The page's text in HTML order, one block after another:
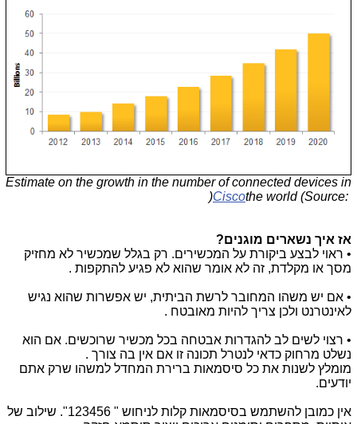
Estimate on the growth in the number of connected devices in
the world (Source:
Cisco
)
אז איך נשארים מוגנים?
• ראוי לבצע ביקורת על המכשירים. רק בגלל שמכשיר לא מחזיק
מסך או מקלדת, זה לא אומר שהוא לא פגיע להתקפות .
• אם יש משהו המחובר לרשת הביתית, יש אפשרות שהוא נגיש
לאינטרנט ולכן צריך להיות מאובטח .
• רצוי לשים לב להגדרות אבטחה בכל מכשיר שרוכשים. אם הוא
נשלט מרחוק כדאי לנטרל תכונה זו אם אין בה צורך .
מומלץ לשנות את כל סיסמאות ברירת המחדל למשהו שרק אתם
יודעים.
אין כמובן להשתמש בסיסמאות קלות לניחוש " 123456". שילוב של